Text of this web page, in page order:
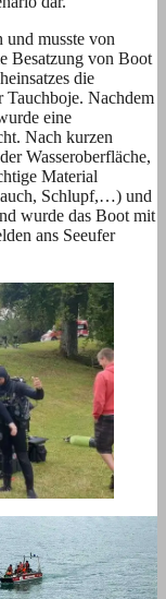
musste von
Besatzung von Boot
die
Tauchboje. Nachdem
eine
Nach kurzen
Wasseroberfläche,
Material
Schlupf,…) und
wurde das Boot mit
ans Seeufer